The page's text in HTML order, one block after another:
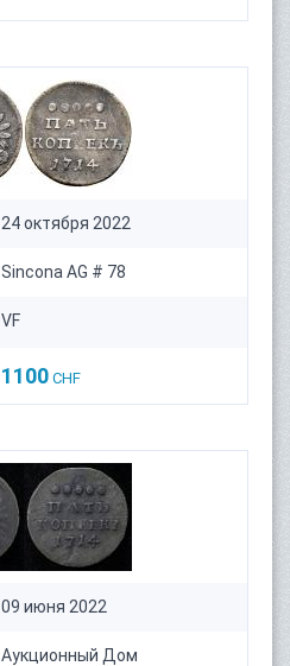
24 октября 2022
Sincona AG # 78
VF
1100 CHF
09 июня 2022
Аукционный Дом